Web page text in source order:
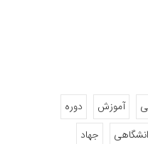
آموزش
دوره
جهاد